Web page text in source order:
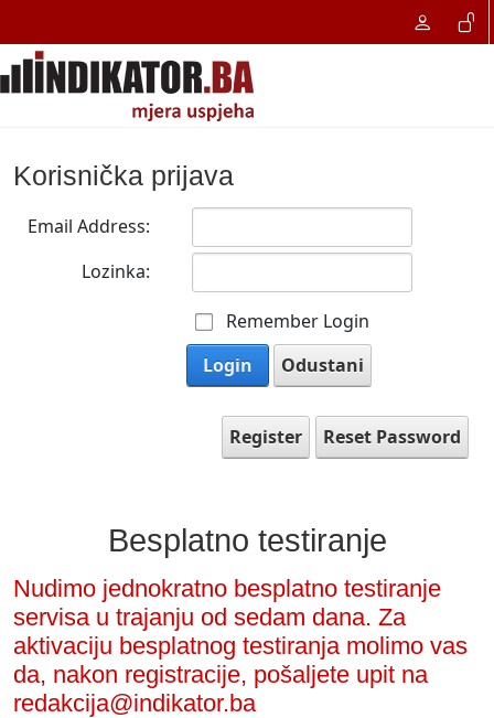
Korisnička prijava
Email Address:
Lozinka:
Remember Login
Login
Odustani
Register Reset Password
Besplatno testiranje
Nudimo jednokratno besplatno testiranje
servisa u trajanju od sedam dana. Za
aktivaciju besplatnog testiranja molimo vas
da, nakon registracije, pošaljete upit na
redakcija@indikator.ba